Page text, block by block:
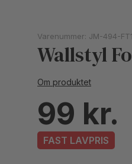
Varenummer: JM-494-FT1
Wallstyl
Om produktet
99
FAST LAVPRIS